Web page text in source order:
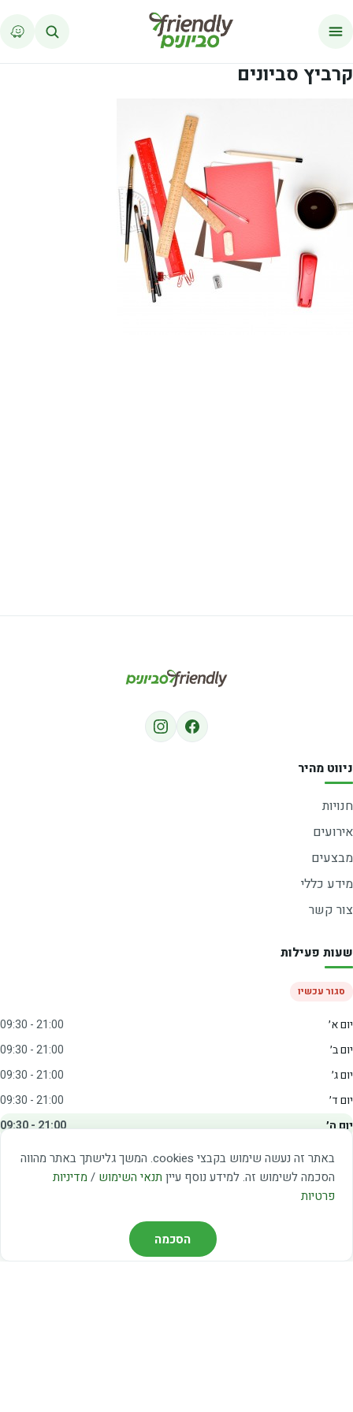
באתר זה נעשה שימוש בקבצי cookies. המשך גלישתך באתר מהווה
הסכמה לשימוש זה. למידע נוסף עיין תנאי השימוש / מדיניות
פרטיות
הסכמה
קרביץ סביונים
ניווט מהיר
חנויות
אירועים
מבצעים
מידע כללי
צור קשר
שעות פעילות
סגור עכשיו
יום א׳
09:30 - 21:00
יום ב׳
09:30 - 21:00
יום ג׳
09:30 - 21:00
יום ד׳
09:30 - 21:00
יום ה׳
09:30 - 21:00
09:00 - 15:00
שבת
20:00 - 23:00